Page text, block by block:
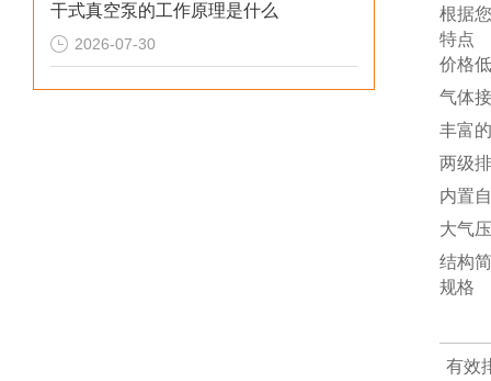
干式真空泵的工作原理是什么
2026-07-30
根据
特点
价格
气体
丰富
两级
内置
大气
结构
规格
有效